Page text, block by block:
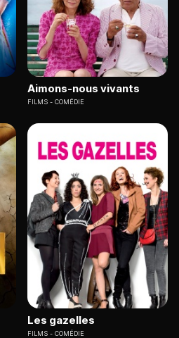
Aimons-nous vivants
FILMS COMÉDIE
Les gazelles
FILMS COMÉDIE